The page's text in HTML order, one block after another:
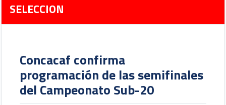
SELECCION
Concacaf confirma
programación de las semifinales
del Campeonato Sub-20